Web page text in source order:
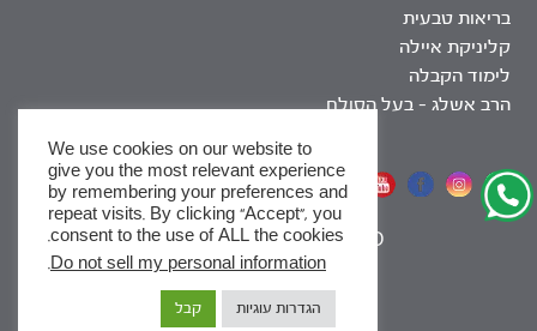
בריאות טבעית
קליניקת איילה
לימוד הקבלה
הרב אשלג – בעל הסולם
אתר שומר שבת
SEO
|
We use cookies on our website to
give you the most relevant experience
by remembering your preferences and
repeat visits. By clicking “Accept”, you
consent to the use of ALL the cookies.
Do not sell my personal information
.
הגדרות עוגיות קבל
x